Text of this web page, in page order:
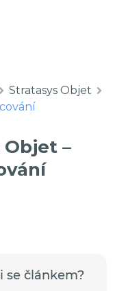
Stratasys Objet
–
se článkem?